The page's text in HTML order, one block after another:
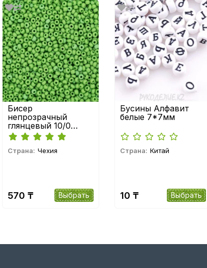
Бисер
непрозрачный
глянцевый 10/0
Preciosa
Страна: Чехия
570 ₸ Выбрать
Бусины Алфавит
белые 7*7мм
Страна: Китай
10 ₸ Выбрать